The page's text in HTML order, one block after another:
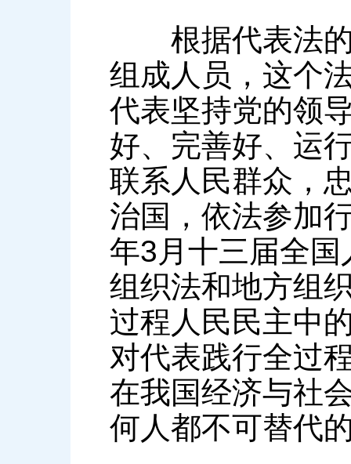
根据代表法的
组成人员，这个
代表坚持党的领
好、完善好、运
联系人民群众，
治国，依法参加
年3月十三届全
组织法和地方组
过程人民民主中
对代表践行全过
在我国经济与社
何人都不可替代